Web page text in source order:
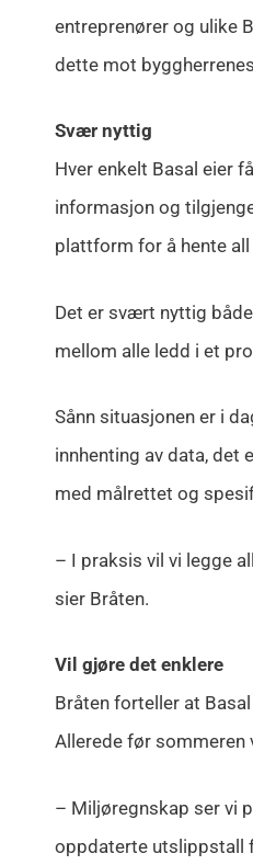
entreprenører og ulike
dette mot
Svær nyttig
Hver enkelt Basal eier
informasjon og
plattform for å hente
Det er svært nyttig
mellom alle ledd i et
Sånn situasjonen er i
innhenting av data,
med målrettet og
– I praksis vil vi legge
sier Bråten.
Vil gjøre det enklere
Bråten forteller at
Allerede før sommeren
– Miljøregnskap ser vi
oppdaterte utslippstall